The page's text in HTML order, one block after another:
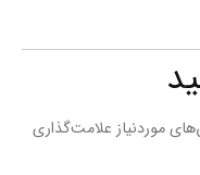
موردنیاز علامت‌گذاری